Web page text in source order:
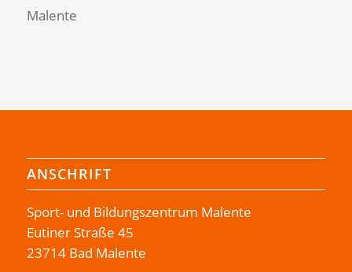
Malente
ANSCHRIFT
Sport- und Bildungszentrum Malente
Eutiner Straße 45
23714 Bad Malente